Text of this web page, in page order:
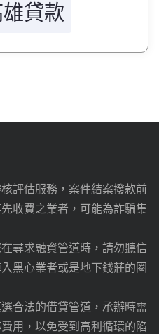
貸款
評估服務，案件結案撥款前
收費之業者，可能為詐騙集
尋求融資管道時，請勿聽信
黑心業者或是地下錢莊的圈
合法的借貸管道，承辦時需
用，以免受到高利循環的陷